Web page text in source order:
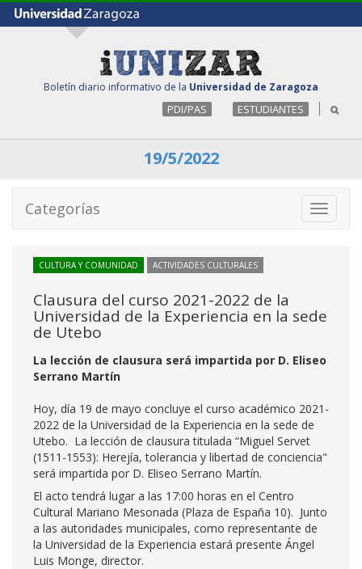
Boletín diario informativo de la Universidad de Zaragoza
PDI/PAS ESTUDIANTES
19/5/2022
Toggle
Categorías
CULTURA Y COMUNIDAD ACTIVIDADES CULTURALES
Clausura del curso 2021-2022 de la
Universidad de la Experiencia en la sede
de Utebo
La lección de clausura será impartida por D. Eliseo
Serrano Martín
Hoy, día 19 de mayo concluye el curso académico 2021-
2022 de la Universidad de la Experiencia en la sede de
Utebo. La lección de clausura titulada “Miguel Servet
(1511-1553): Herejía, tolerancia y libertad de conciencia"
será impartida por D. Eliseo Serrano Martín.
El acto tendrá lugar a las 17:00 horas en el Centro
Cultural Mariano Mesonada (Plaza de España 10). Junto
a las autoridades municipales, como representante de
la Universidad de la Experiencia estará presente Ángel
Luis Monge, director.